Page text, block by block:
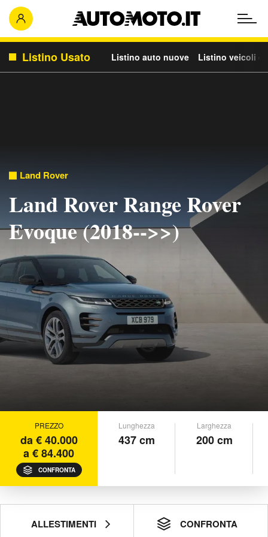
Listino Usato Listino auto nuove Listino veicoli
Land Rover
Land Rover Range Rover
Evoque (2018-->>)
PREZZO
da € 40.000
a € 84.400
CONFRONTA
Lunghezza
437 cm
Larghezza
200 cm
ALLESTIMENTI CONFRONTA